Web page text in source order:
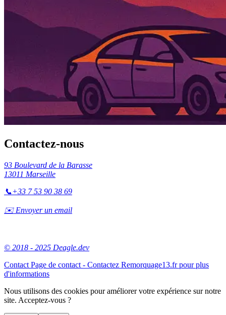
Contactez-nous
93 Boulevard de la Barasse
13011 Marseille
📞+33 7 53 90 38 69
✉️ Envoyer un email
© 2018 - 2025 Deagle.dev
Contact Page de contact - Contactez Remorquage13.fr pour plus
d'informations
Nous utilisons des cookies pour améliorer votre expérience sur notre
site. Acceptez-vous ?